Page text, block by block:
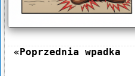
«Poprzednia wpadka